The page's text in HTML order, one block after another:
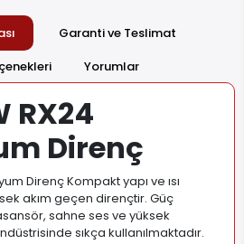
Garanti ve Teslimat
Yorumlar
RX24
Direnç
Direnç Kompakt yapı ve ısı
akım geçen dirençtir. Güç
sahne ses ve yüksek
sıkça kullanılmaktadır.